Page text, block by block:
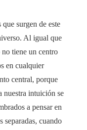
surgen de este
Al igual que
tiene un centro
en cualquier
central, porque
nuestra intuición se
a pensar en
separadas, cuando